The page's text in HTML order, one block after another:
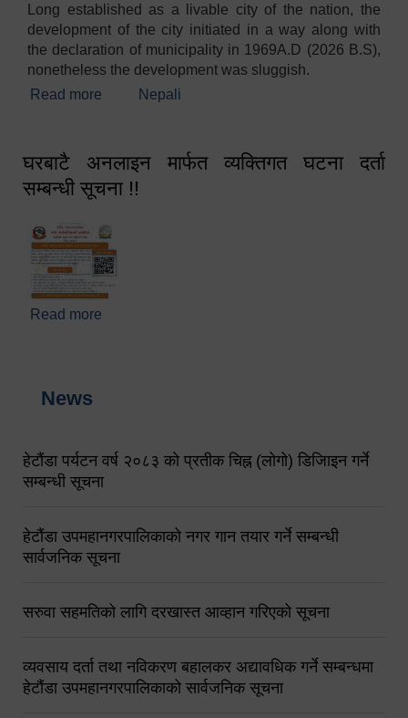
Long established as a livable city of the nation, the
development of the city initiated in a way along with
the declaration of municipality in 1969A.D (2026 B.S),
nonetheless the development was sluggish.
Read more about Welcome
Nepali
घरबाटै अनलाइन मार्फत व्यक्तिगत घटना दर्ता
सम्बन्धी सूचना !!
Read more
News
हेटौंडा पर्यटन वर्ष २०८३ को प्रतीक चिह्न (लोगो) डिजिाइन गर्ने
सम्बन्धी सूचना
हेटौंडा उपमहानगरपालिकाको नगर गान तयार गर्ने सम्बन्धी
सार्वजनिक सूचना
सरुवा सहमतिको लागि दरखास्त आव्हान गरिएको सूचना
व्यवसाय दर्ता तथा नविकरण बहालकर अद्यावधिक गर्ने सम्बन्धमा
हेटौंडा उपमहानगरपालिकाको सार्वजनिक सूचना